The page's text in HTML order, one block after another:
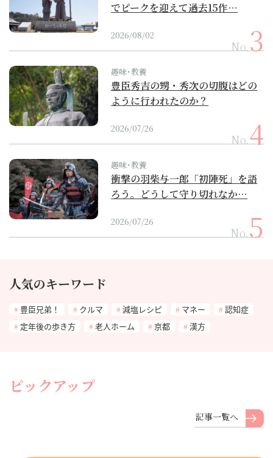
でピークを迎えて過去15作…
2026/08/02
No.
趣味･教養
豊臣秀吉の甥・秀次の切腹はどの
ように行われたのか？
2026/07/26
No.
趣味･教養
衝撃の羽柴与一郎「初陣死」を語
ろう。どうして守り切れなか…
2026/07/26
No.
人気のキーワード
豊臣兄弟！ クルマ 減塩レシピ マネー
認知症
定年後の歩き方
老人ホーム 京都 漢方
ピックアップ
記事一覧へ